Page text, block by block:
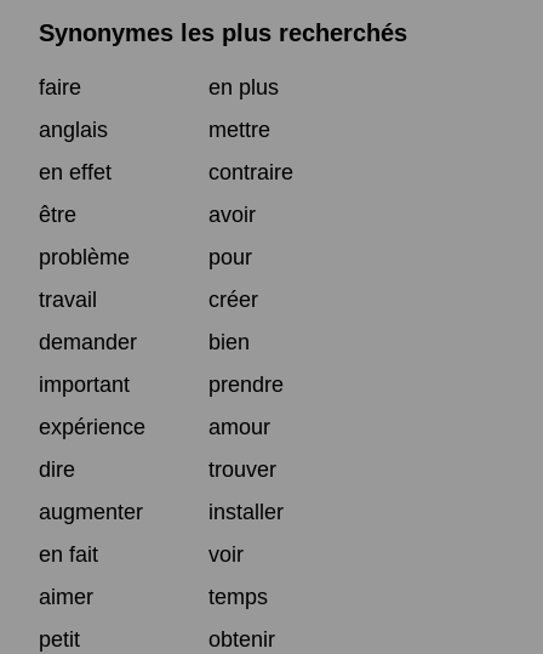
Synonymes les plus recherchés
faire
en plus
anglais
mettre
en effet
contraire
être
avoir
problème
pour
travail
créer
demander
bien
important
prendre
expérience
amour
dire
trouver
augmenter
installer
en fait
voir
aimer
temps
petit
obtenir